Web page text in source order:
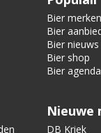
Bier merken
Bier
Bier nieuws
Bier shop
Bier agenda
Nieuwe
DB Kriek